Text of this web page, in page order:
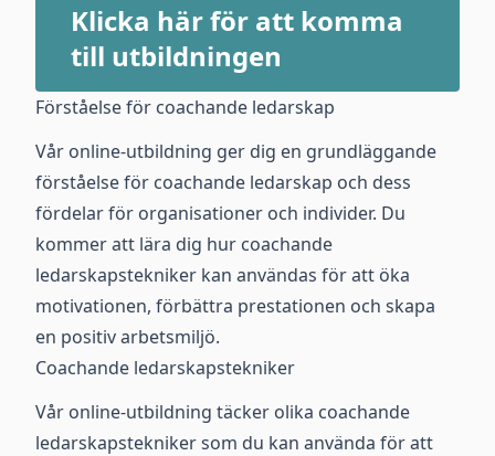
Klicka här för att komma
till utbildningen
Förståelse för coachande ledarskap
Vår online-utbildning ger dig en grundläggande
förståelse för coachande ledarskap och dess
fördelar för organisationer och individer. Du
kommer att lära dig hur coachande
ledarskapstekniker kan användas för att öka
motivationen, förbättra prestationen och skapa
en positiv arbetsmiljö.
Coachande ledarskapstekniker
Vår online-utbildning täcker olika coachande
ledarskapstekniker som du kan använda för att